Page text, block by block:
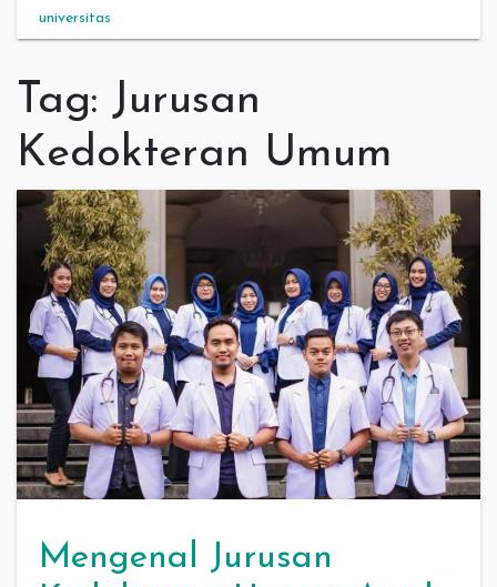
universitas
Tag: Jurusan
Kedokteran Umum
Mengenal Jurusan